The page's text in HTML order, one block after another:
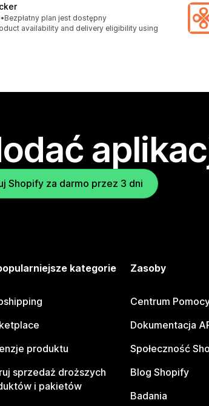
recenzji: 27
•Bezpłatny plan jest dostępny
availability and delivery eligibility using
Shopify za darmo przez 3 dni
kategorie
produktu
sprzedaż droższych
i pakietów
Zasoby
Centrum
Dokumentacja
Społeczność
Blog Shopify
Badania